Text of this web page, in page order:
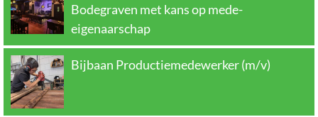
Bodegraven met kans op mede-
eigenaarschap
Bijbaan Productiemedewerker (m/v)